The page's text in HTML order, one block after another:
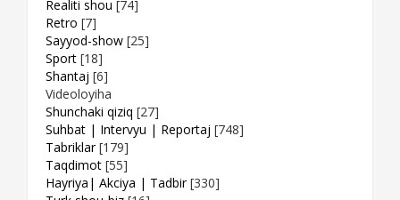
Realiti shou [74]
Retro [7]
Sayyod-show [25]
Sport [18]
Shantaj [6]
Videoloyiha
Shunchaki qiziq [27]
Suhbat | Intervyu | Reportaj [748]
Tabriklar [179]
Taqdimot [55]
Hayriya| Akciya | Tadbir [330]